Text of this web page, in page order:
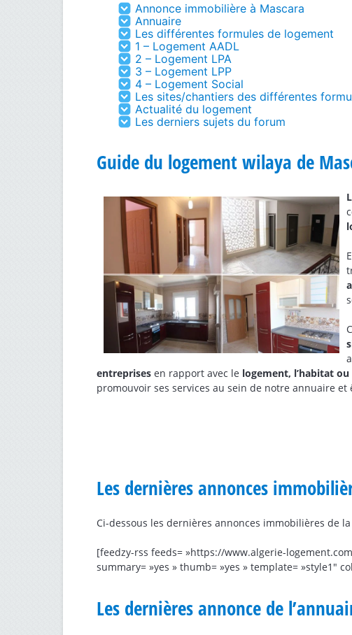
Annonce immobilière à Mascara
Annuaire
Les différentes formules de logement
1 – Logement AADL
2 – Logement LPA
3 – Logement LPP
4 – Logement Social
Les sites/chantiers des différentes
Actualité du logement
Les derniers sujets du forum
Guide du logement wilaya de
entreprises en rapport avec le logement, l’habitat
promouvoir ses services au sein de notre annuaire
Les dernières annonces
Ci-dessous les dernières annonces immobilières de
[feedzy-rss feeds= »https://www.algerie-
summary= »yes » thumb= »yes » template= »style1″
Les dernières annonce de